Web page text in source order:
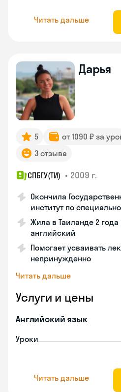
Читать дальше
Дарья
5 от 1090 ₽ за
3 отзыва
СПБГУ(ТИ) • 2009 г.
Окончила
институт по
Жила в Таиланде 2
английский
Помогает усваивать
непринужденно
Читать дальше
Услуги и цены
Английский язык
Уроки
Читать дальше